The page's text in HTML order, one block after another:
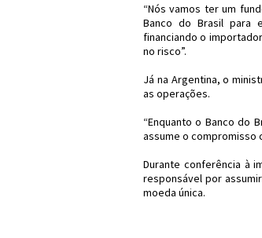
“Nós vamos ter um
Banco do Brasil para
financiando o
no risco”.
Já na Argentina, o
as operações.
“Enquanto o Banco do
assume o compromisso
Durante conferência à
responsável por
moeda única.